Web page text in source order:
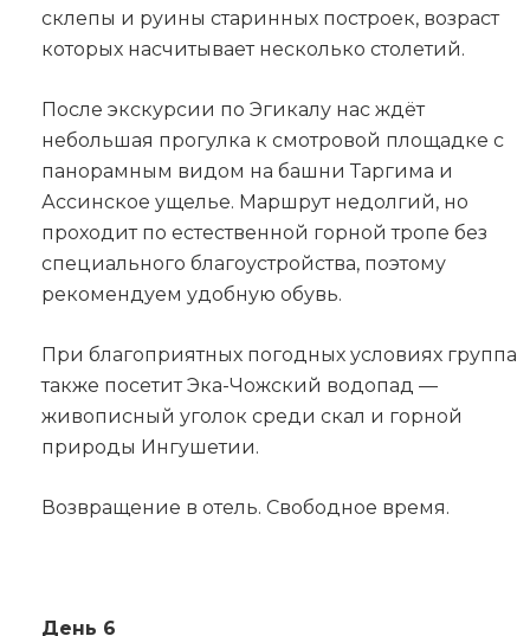
склепы и руины старинных построек, возраст
которых насчитывает несколько столетий.
После экскурсии по Эгикалу нас ждёт
небольшая прогулка к смотровой площадке с
панорамным видом на башни Таргима и
Ассинское ущелье. Маршрут недолгий, но
проходит по естественной горной тропе без
специального благоустройства, поэтому
рекомендуем удобную обувь.
При благоприятных погодных условиях группа
также посетит Эка-Чожский водопад —
живописный уголок среди скал и горной
природы Ингушетии.
Возвращение в отель. Свободное время.
День 6